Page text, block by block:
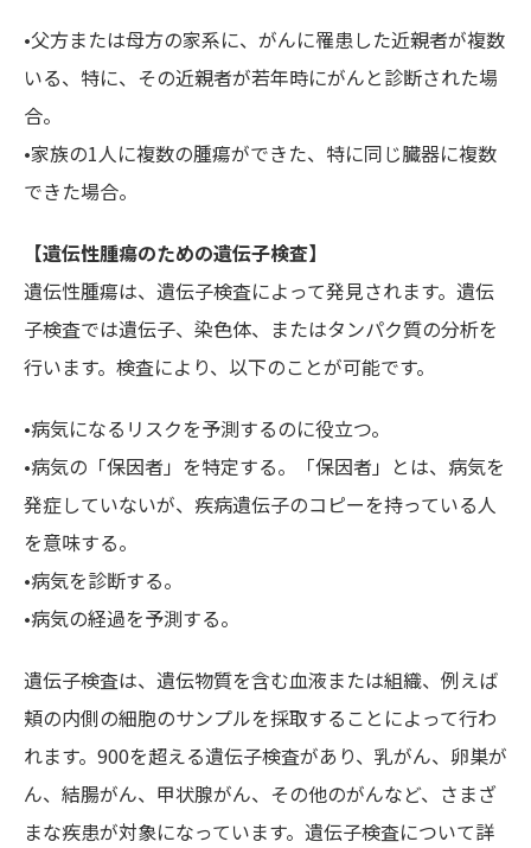
•父方または母方の家系に、がんに罹患した近親者が複数
いる、特に、その近親者が若年時にがんと診断された場
合。
•家族の1人に複数の腫瘍ができた、特に同じ臓器に複数
できた場合。
【遺伝性腫瘍のための遺伝子検査】
遺伝性腫瘍は、遺伝子検査によって発見されます。遺伝
子検査では遺伝子、染色体、またはタンパク質の分析を
行います。検査により、以下のことが可能です。
•病気になるリスクを予測するのに役立つ。
•病気の「保因者」を特定する。「保因者」とは、病気を
発症していないが、疾病遺伝子のコピーを持っている人
を意味する。
•病気を診断する。
•病気の経過を予測する。
遺伝子検査は、遺伝物質を含む血液または組織、例えば
頬の内側の細胞のサンプルを採取することによって行わ
れます。900を超える遺伝子検査があり、乳がん、卵巣が
ん、結腸がん、甲状腺がん、その他のがんなど、さまざ
まな疾患が対象になっています。遺伝子検査について詳